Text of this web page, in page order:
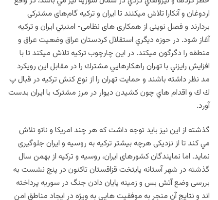
اردوغان و آنكارا تلاش ميكنند تا ایران و ترکیه گام‌های مشترکی
بردارند و فصل نوينی از همکاری های نظامی- امنيتي ایران و ترکیه
آغاز شود. در حوزه ديگري استقلال کردستان عراق وضعیت عراق و
منطقه را دگرگون ميكند. در اين چارچوب تركيه تلاش ميكند تا با
افزايش رايزني با تهران راهكارهايي مشترك را در مقابل اين رويكرد
مد نظر داشته باشند و حمايت تهران را از نوع كنش تركيه در قبال پ
ك ك و اقدام هاي چون کشیدن دیوار در مرز مشترک با ایران بدست
آورد.
گذشته از اين نيز بايد توجه داشت كه هر چند امريكا و ناتو تلاش
مي كند تا از نزدیکی هرچه بیشتر ترکیه به روسیه و ایران جلوگیری
نماید. اما نمایندگان کشورهای ایران، روسیه و ترکیه از بهمن سال
گذشته در شهر آستانه پایتخت قزاقستان تاکنون در پنج نشست به
بررسی وضع آتش بس و زمینه پایان دادن جنگ در سوریه پرداخته
اند و نتایج آن منجر به موفقیت هایی به ویژه در ایجاد مناطق امن